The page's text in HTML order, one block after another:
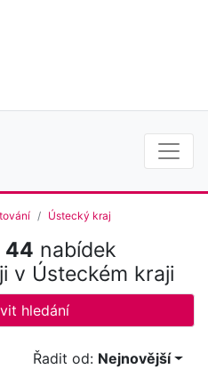
Ústecký kraj
44 nabídek
v Ústeckém kraji
hledání
Řadit od: Nejnovější